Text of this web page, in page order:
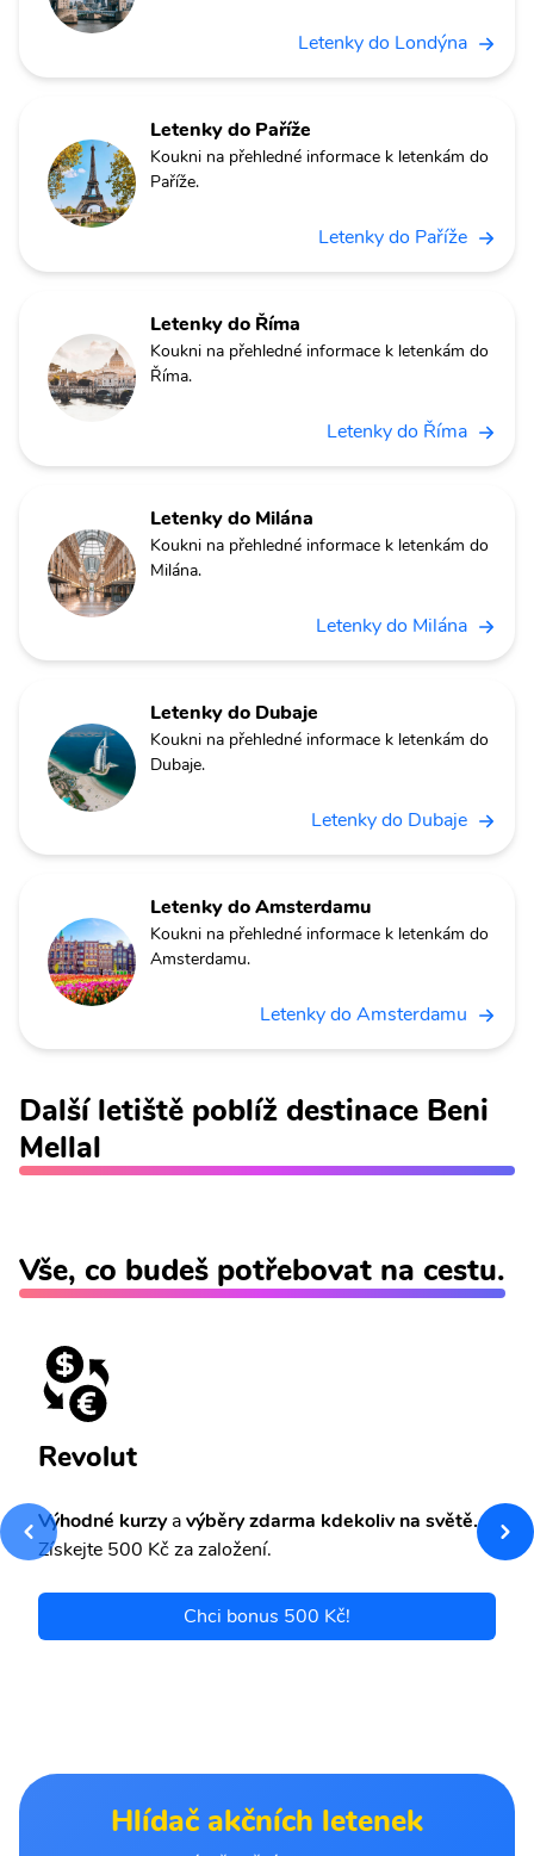
Letenky do Londýna
Letenky do Paříže
Koukni na přehledné informace k letenkám do
Paříže.
Letenky do Paříže
Letenky do Říma
Koukni na přehledné informace k letenkám do
Říma.
Letenky do Říma
Letenky do Milána
Koukni na přehledné informace k letenkám do
Milána.
Letenky do Milána
Letenky do Dubaje
Koukni na přehledné informace k letenkám do
Dubaje.
Letenky do Dubaje
Letenky do Amsterdamu
Koukni na přehledné informace k letenkám do
Amsterdamu.
Letenky do Amsterdamu
Další letiště poblíž destinace Beni
Mellal
Vše, co budeš potřebovat na cestu.
Revolut
Výhodné kurzyavýběry zdarma kdekoliv na světě.
Získejte 500 Kč za založení.
Chci bonus 500 Kč!
Hlídač akčních letenek